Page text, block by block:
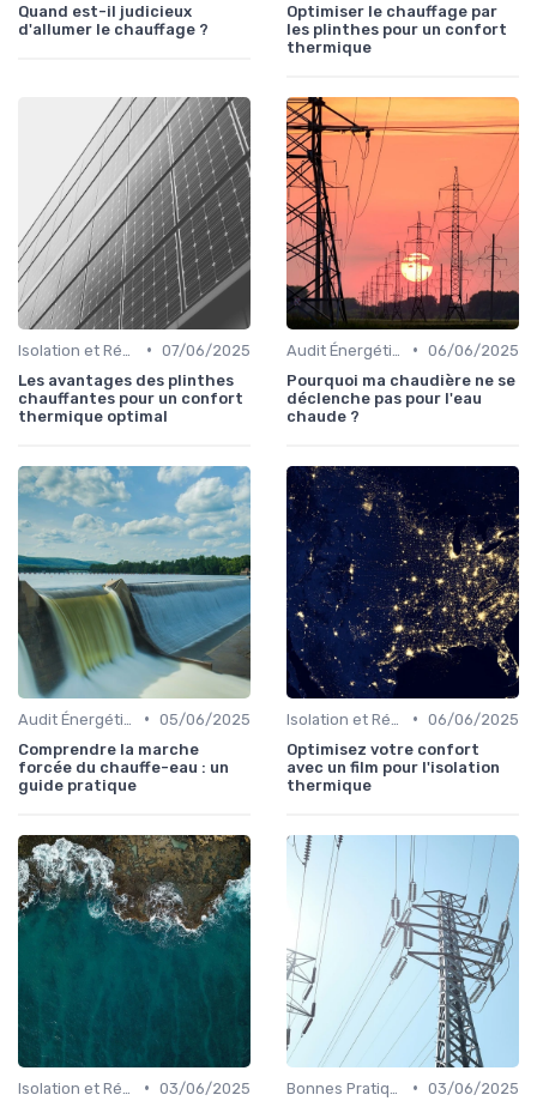
Quand est-il judicieux
d'allumer le chauffage ?
Optimiser le chauffage par
les plinthes pour un confort
thermique
• 07/06/2025
Les avantages des plinthes
chauffantes pour un confort
thermique optimal
• 06/06/2025
Pourquoi ma chaudière ne se
déclenche pas pour l'eau
chaude ?
• 05/06/2025
Comprendre la marche
forcée du chauffe-eau : un
guide pratique
• 06/06/2025
Optimisez votre confort
avec un film pour l'isolation
thermique
• 03/06/2025
• 03/06/2025